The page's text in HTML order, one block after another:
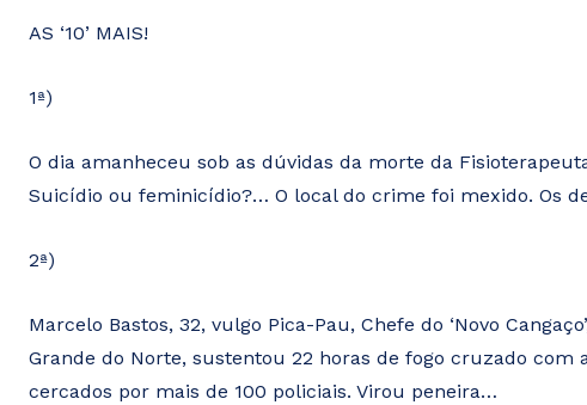
AS ‘10’ MAIS!
1ª)
O dia amanheceu sob as dúvidas da morte da
Suicídio ou feminicídio?… O local do crime foi mexido. Os
2ª)
Marcelo Bastos, 32, vulgo Pica-Pau, Chefe do ‘Novo
Grande do Norte, sustentou 22 horas de fogo cruzado
cercados por mais de 100 policiais. Virou peneira…